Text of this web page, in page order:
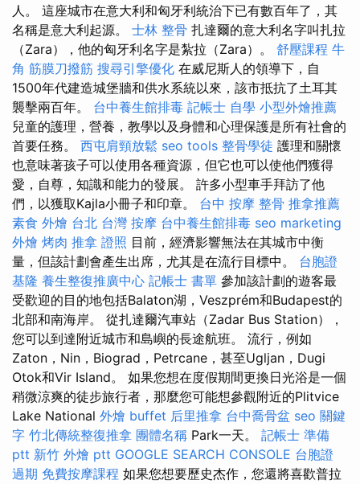
人。 這座城市在意大利和匈牙利統治下已有數百年了，其
名稱是意大利起源。 士林 整骨 扎達爾的意大利名字叫扎拉
（Zara），他的匈牙利名字是紮拉（Zara）。 舒壓課程 牛
角 筋膜刀撥筋 搜尋引擎優化 在威尼斯人的領導下，自
1500年代建造城堡牆和供水系統以來，該市抵抗了土耳其
襲擊兩百年。 台中養生館排毒 記帳士 自學 小型外燴推薦
兒童的護理，營養，教學以及身體和心理保護是所有社會的
首要任務。 西屯肩頸放鬆 seo tools 整骨學徒 護理和關懷
也意味著孩子可以使用各種資源，但它也可以使他們獲得
愛，自尊，知識和能力的發展。 許多小型車手拜訪了他
們，以獲取Kajla小冊子和印章。 台中 按摩 整骨 推拿推薦
素食 外燴 台北 台灣 按摩 台中養生館排毒 seo marketing
外燴 烤肉 推拿 證照 目前，經濟影響無法在其城市中衡
量，但該計劃會產生出席，尤其是在流行目標中。 台胞證
基隆 養生整復推廣中心 記帳士 書單 參加該計劃的遊客最
受歡迎的目的地包括Balaton湖，Veszprém和Budapest的
北部和南海岸。 從扎達爾汽車站（Zadar Bus Station），
您可以到達附近城市和島嶼的長途航班。 流行，例如
Zaton，Nin，Biograd，Petrcane，甚至Ugljan，Dugi
Otok和Vir Island。 如果您想在度假期間更換日光浴是一個
稍微涼爽的徒步旅行者，那麼您可能想參觀附近的Plitvice
Lake National 外燴 buffet 后里推拿 台中喬骨盆 seo 關鍵
字 竹北傳統整復推拿 團體名稱 Park一天。 記帳士 準備
ptt 新竹 外燴 ptt GOOGLE SEARCH CONSOLE 台胞證
過期 免費按摩課程 如果您想要歷史杰作，您還將喜歡普拉